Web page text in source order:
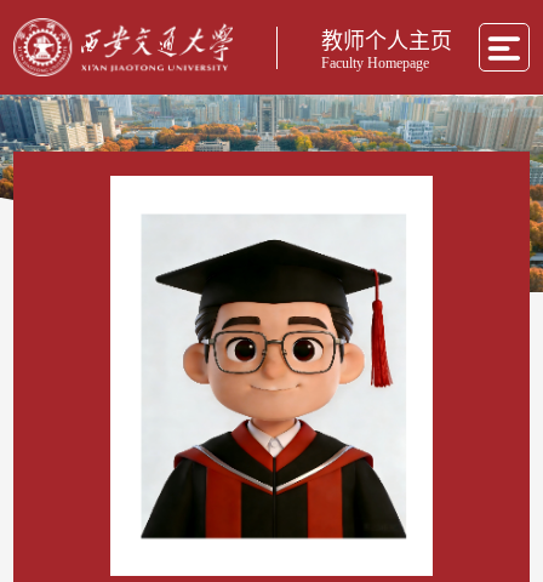
教师个人主页
Faculty Homepage